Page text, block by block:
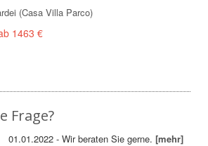
(Casa Villa Parco)
1463 €
Frage?
01.01.2022 - Wir beraten Sie gerne.[mehr]